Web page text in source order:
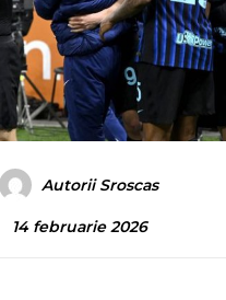
Autorii Sroscas
14 februarie 2026